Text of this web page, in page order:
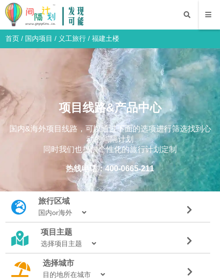
首页 / 国内项目 / 义工旅行 /福建土楼
项目线路&产品中心
国内&海外项目线路，可以通过下面的选项进行筛选找到心
动的间隔计划
同时我们也提供个性化的旅行计划定制
热线电话：400-0665-211
旅行区域
国内or海外
项目主题
选择项目主题
选择城市
目的地所在城市